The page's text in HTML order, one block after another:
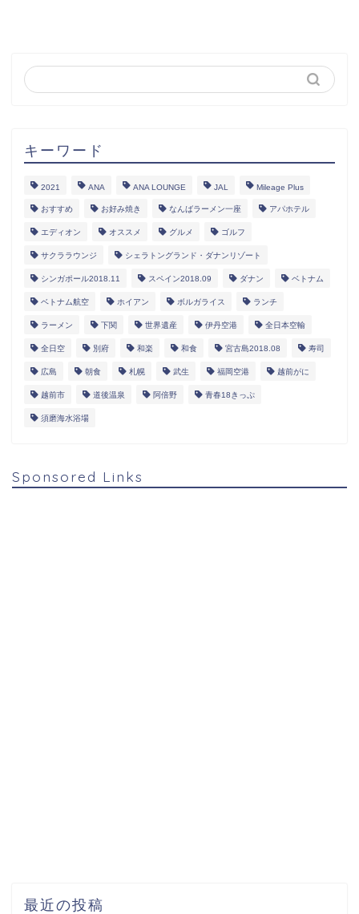
キーワード
2021 ANA ANA LOUNGE JAL Mileage Plus
おすすめ お好み焼き なんばラーメン一座 アパホテル
エディオン オススメ グルメ ゴルフ
サクララウンジ シェラトングランド・ダナンリゾート
シンガポール2018.11 スペイン2018.09 ダナン ベトナム
ベトナム航空 ホイアン ボルガライス ランチ
ラーメン 下関 世界遺産 伊丹空港 全日本空輸
全日空 別府 和楽 和食 宮古島2018.08 寿司
広島 朝食 札幌 武生 福岡空港 越前がに
越前市 道後温泉 阿倍野 青春18きっぷ
須磨海水浴場
Sponsored Links
最近の投稿